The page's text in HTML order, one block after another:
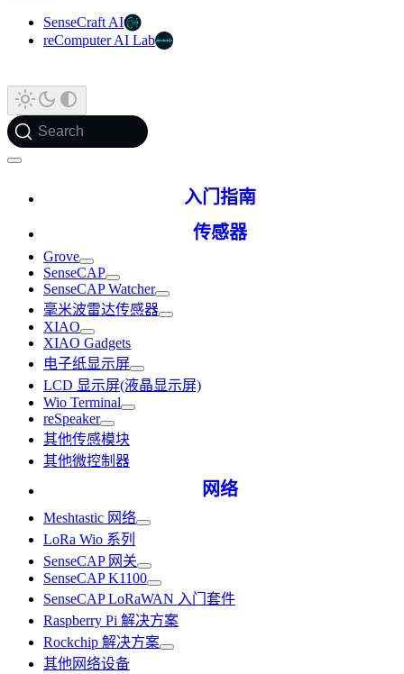
SenseCraft AI
reComputer AI Lab
Search
入门指南
传感器
Grove
SenseCAP
SenseCAP Watcher
毫米波雷达传感器
XIAO
XIAO Gadgets
电子纸显示屏
LCD 显示屏(液晶显示屏)
Wio Terminal
reSpeaker
其他传感模块
其他微控制器
网络
Meshtastic 网络
LoRa Wio 系列
SenseCAP 网关
SenseCAP K1100
SenseCAP LoRaWAN 入门套件
Raspberry Pi 解决方案
Rockchip 解决方案
其他网络设备